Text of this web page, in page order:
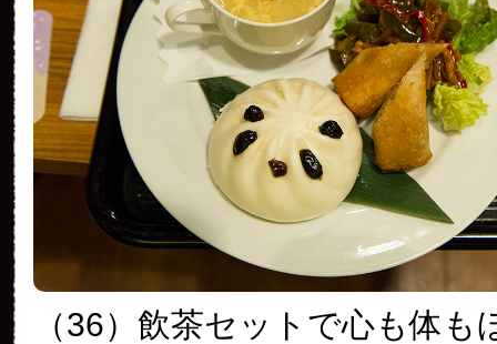
（36）飲茶セットで心も体も